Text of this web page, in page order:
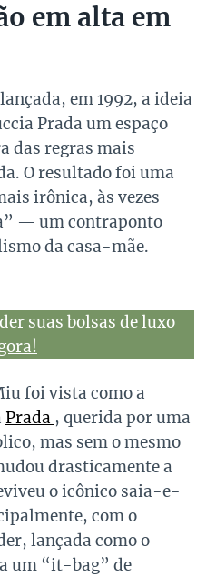
em alta em
em 1992, a ideia
Prada um espaço
das regras mais
O resultado foi uma
irônica, às vezes
— um contraponto
da casa-mãe.
suas bolsas de luxo
foi vista como a
Prada , querida por uma
mas sem o mesmo
drasticamente a
o icônico saia-e-
com o
lançada como o
um “it-bag” de